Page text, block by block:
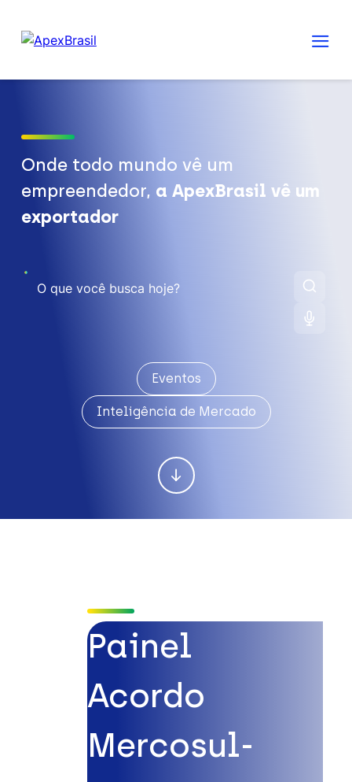
Onde todo mundo vê um
empreendedor, a ApexBrasil vê um
exportador
Eventos
Inteligência de Mercado
Painel
Acordo
Mercosul-